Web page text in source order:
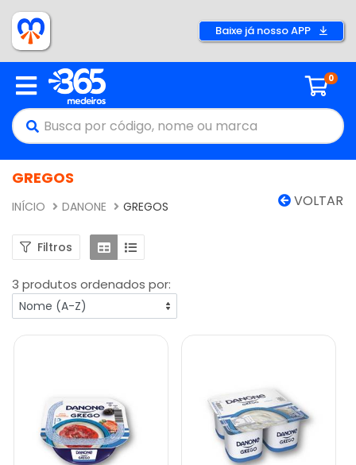
Baixe já nosso APP
0
GREGOS
VOLTAR
INÍCIO DANONE GREGOS
Filtros
3 produtos ordenados por: